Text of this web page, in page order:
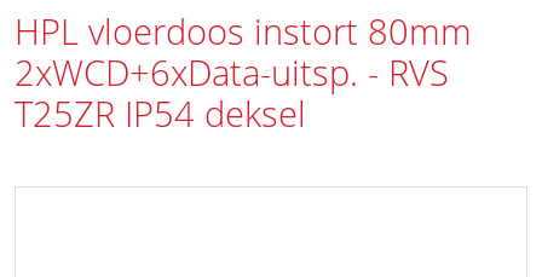
HPL vloerdoos instort 80mm
2xWCD+6xData-uitsp. - RVS
T25ZR IP54 deksel